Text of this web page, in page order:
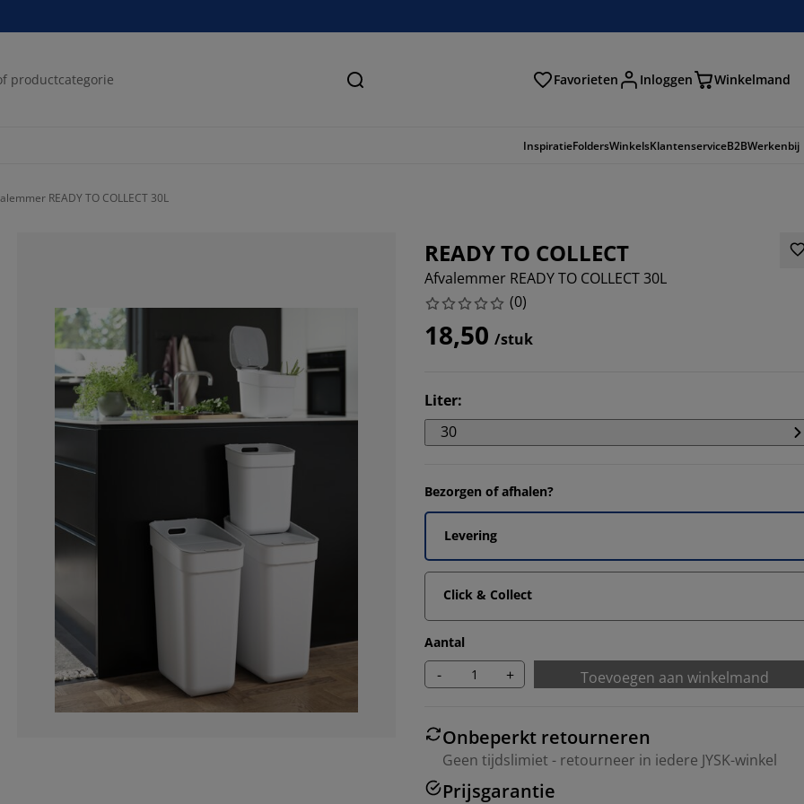
Zoeken Favorieten Inloggen Winkelmand
InspiratieFoldersWinkelsKlantenserviceB2BWerkenbij
READY TO COLLECT 30L
READY TO COLLECT
Afvalemmer READY TO COLLECT 30L
(0)
18,50 /stuk
Liter:
30
Bezorgen of afhalen?
Levering
Click & Collect
Aantal
- + Toevoegen aan winkelmand
Onbeperkt retourneren
Geen tijdslimiet - retourneer in iedere JYSK-winkel
Prijsgarantie